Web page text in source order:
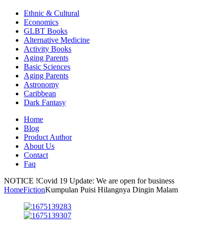
Ethnic & Cultural
Economics
GLBT Books
Alternative Medicine
Activity Books
Aging Parents
Basic Sciences
Aging Parents
Astronomy
Caribbean
Dark Fantasy
Home
Blog
Product Author
About Us
Contact
Faq
NOTICE !Covid 19 Update: We are open for business
HomeFictionKumpulan Puisi Hilangnya Dingin Malam